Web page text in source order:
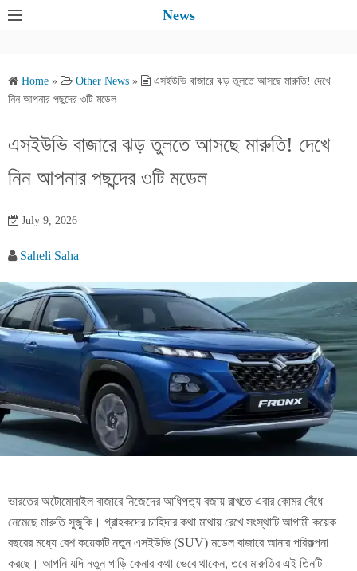
News
Home » Other News »
এসইউভি বাজারে ঝড় তুলতে আসছে মারুতি! দেখে
নিন আপনার পছন্দের ৩টি মডেল
এসইউভি বাজারে ঝড় তুলতে আসছে মারুতি! দেখে
নিন আপনার পছন্দের ৩টি মডেল
July 9, 2026
Saheli Saha
ভারতের অটোমোবাইল বাজারে নিজেদের আধিপত্য বজায় রাখতে এবার কোমর বেঁধে
নেমেছে মারুতি সুজুকি। গ্রাহকদের চাহিদার কথা মাথায় রেখে সংস্থাটি আগামী কয়েক
বছরের মধ্যে বেশ কয়েকটি নতুন এসইউভি (SUV) মডেল বাজারে আনার পরিকল্পনা
করছে। আপনি যদি নতুন গাড়ি কেনার কথা ভেবে থাকেন, তবে মারুতির এই তিনটি